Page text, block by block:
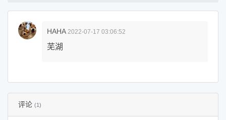
HAHA 2022-07-17 03:06:52
芜湖
评论 (1)